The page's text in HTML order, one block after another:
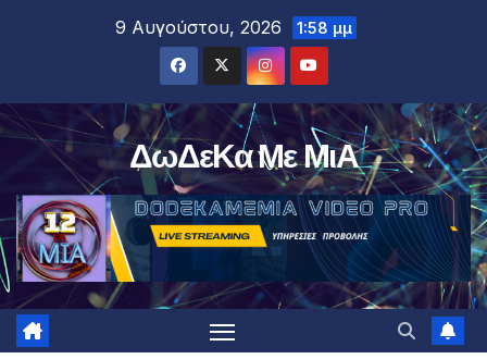
9 Αυγούστου, 2026 1:58 μμ
ΔωΔεΚα Με ΜιΑ